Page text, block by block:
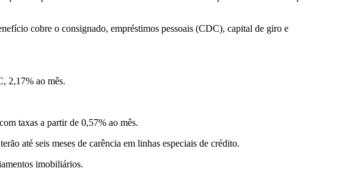
cobre o consignado, empréstimos pessoais (CDC), capital de giro e
2,17% ao mês.
taxas a partir de 0,57% ao mês.
até seis meses de carência em linhas especiais de crédito.
imobiliários.